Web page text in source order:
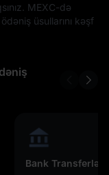
MEXC-də
üsullarını kəşf
Bank Transferləri